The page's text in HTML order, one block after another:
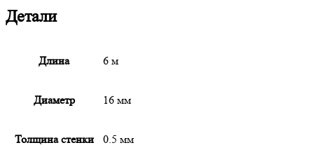
Детали
Длина 6 м
Диаметр 16 мм
Толщина стенки 0.5 мм